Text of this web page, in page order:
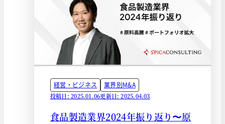
経営・ビジネス 業界別M&A
投稿日: 2025.01.06更新日: 2025.04.03
食品製造業界2024年振り返り〜原